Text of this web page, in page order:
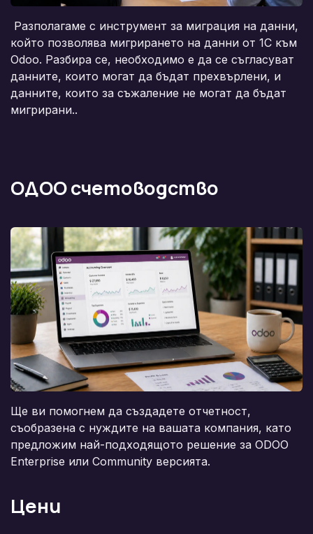
Разполагаме с инструмент за миграция на данни,
който позволява мигрирането на данни от 1C към
Odoo. Разбира се, необходимо е да се съгласуват
данните, които могат да бъдат прехвърлени, и
данните, които за съжаление не могат да бъдат
мигрирани..
ОДОО счетоводство
Ще ви помогнем да създадете отчетност,
съобразена с нуждите на вашата компания, като
предложим най-подходящото решение за ODOO
Enterprise или Community версията.
Цени